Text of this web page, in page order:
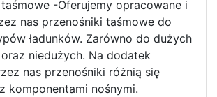
-Oferujemy opracowane i
nas przenośniki taśmowe do
ładunków. Zarówno do dużych
niedużych. Na dodatek
nas przenośniki różnią się
komponentami nośnymi.